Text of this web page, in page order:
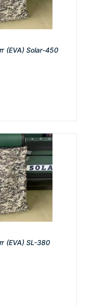
(EVA) Solar-450
(EVA) SL-380